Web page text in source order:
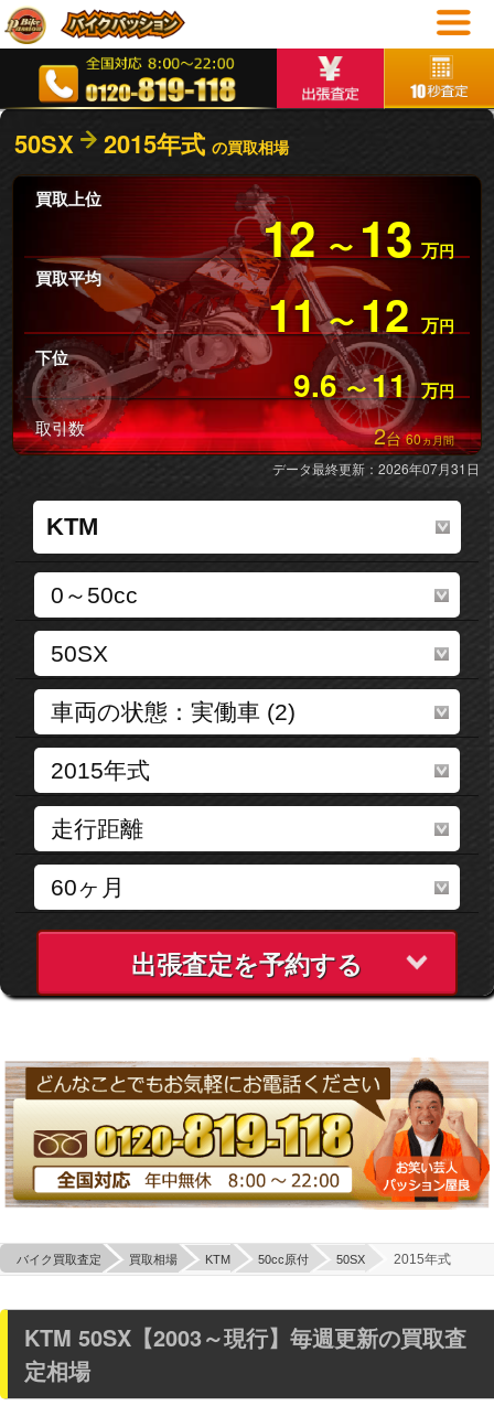
50SX 2015年式の買取相場
買取上位
12 〜13 万円
買取平均
11 〜 12 万円
下位
9.6 〜11 万円
取引数 2台60ヵ月間
データ最終更新：2026年07月31日
出張査定を予約する
バイク買取査定 買取相場 KTM 50cc原付 50SX 2015年式
KTM 50SX【2003～現行】毎週更新の買取査
定相場